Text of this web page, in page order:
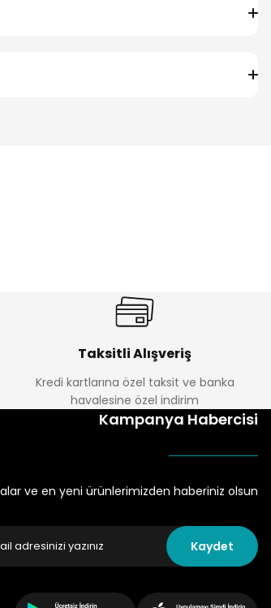
Taksitli Alışveriş
Kredi kartlarına özel taksit ve banka
havalesine özel indirim
Kampanya Habercisi
ve en yeni ürünlerimizden haberiniz olsun
Kaydet